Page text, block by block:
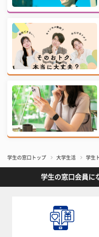
学生の窓口トップ 大学生活 学生
学生の窓口会員に